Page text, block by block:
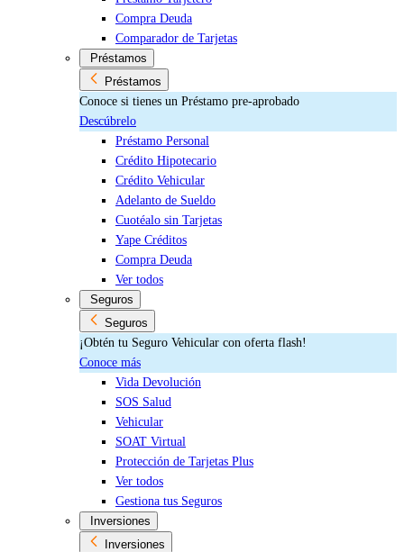
Compra Deuda
Comparador de Tarjetas
Préstamos
Préstamos
Conoce si tienes un Préstamo pre-aprobado
Descúbrelo
Préstamo Personal
Crédito Hipotecario
Crédito Vehicular
Adelanto de Sueldo
Cuotéalo sin Tarjetas
Yape Créditos
Compra Deuda
Ver todos
Seguros
Seguros
¡Obtén tu Seguro Vehicular con oferta flash!
Conoce más
Vida Devolución
SOS Salud
Vehicular
SOAT Virtual
Protección de Tarjetas Plus
Ver todos
Gestiona tus Seguros
Inversiones
Inversiones